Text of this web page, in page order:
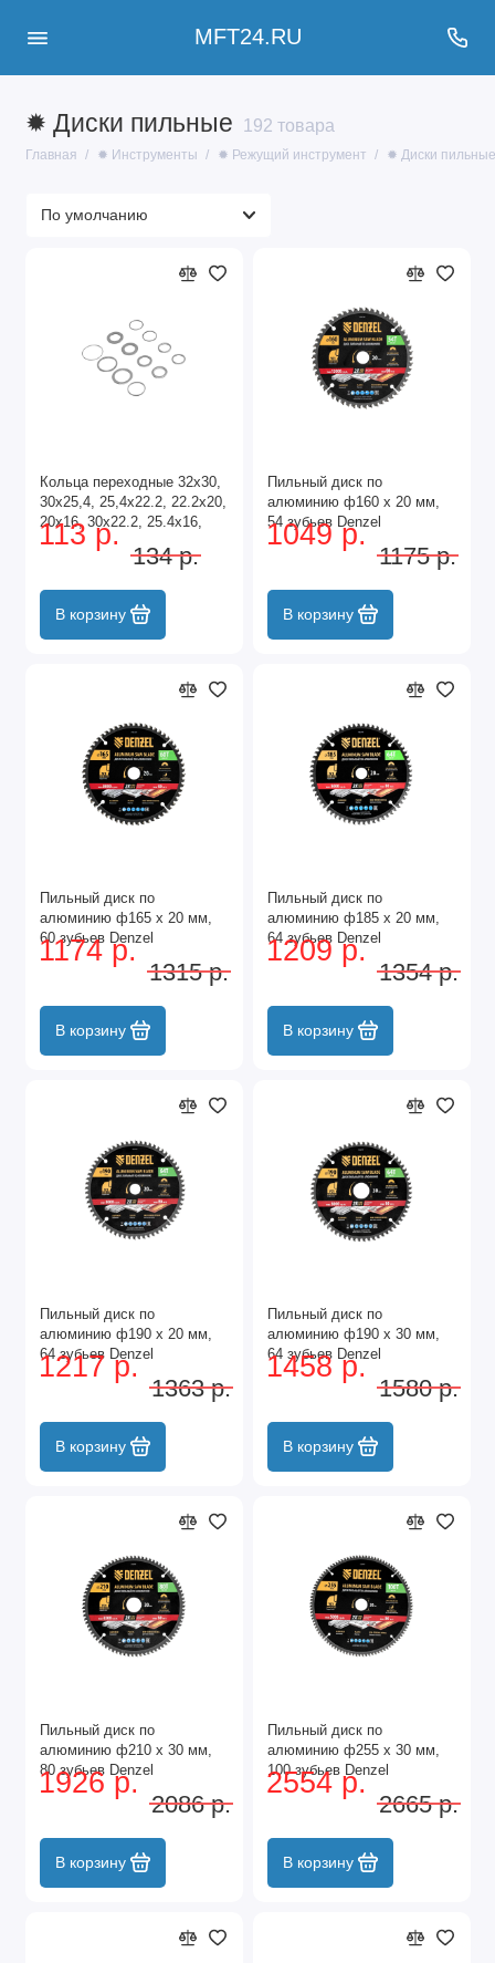
MFT24.RU
✹ Диски пильные 192 товара
Главная ✹ Инструменты ✹ Режущий инструмент ✹ Диски пильные
Кольца переходные 32х30,
30х25,4, 25,4х22.2, 22.2х20,
20х16, 30х22.2, 25.4х16,
22.2х16 мм. Denzel
113 р.
134 р.
В корзину
Пильный диск по
алюминию ф160 х 20 мм,
54 зубьев Denzel
1049 р.
1175 р.
В корзину
Пильный диск по
алюминию ф165 х 20 мм,
60 зубьев Denzel
1174 р.
1315 р.
В корзину
Пильный диск по
алюминию ф185 х 20 мм,
64 зубьев Denzel
1209 р.
1354 р.
В корзину
Пильный диск по
алюминию ф190 х 20 мм,
64 зубьев Denzel
1217 р.
1363 р.
В корзину
Пильный диск по
алюминию ф190 х 30 мм,
64 зубьев Denzel
1458 р.
1580 р.
В корзину
Пильный диск по
алюминию ф210 х 30 мм,
80 зубьев Denzel
1926 р.
2086 р.
В корзину
Пильный диск по
алюминию ф255 х 30 мм,
100 зубьев Denzel
2554 р.
2665 р.
В корзину